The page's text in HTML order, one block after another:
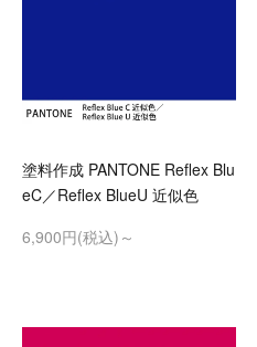
塗料作成 PANTONE Reflex Blu
eC／Reflex BlueU 近似色
6,900円(税込)～